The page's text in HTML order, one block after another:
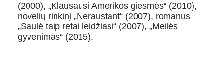
(2000), „Klausausi Amerikos giesmės“ (2010),
novelių rinkinį „Neraustant“ (2007), romanus
„Saulė taip retai leidžiasi“ (2007), „Meilės
gyvenimas“ (2015).